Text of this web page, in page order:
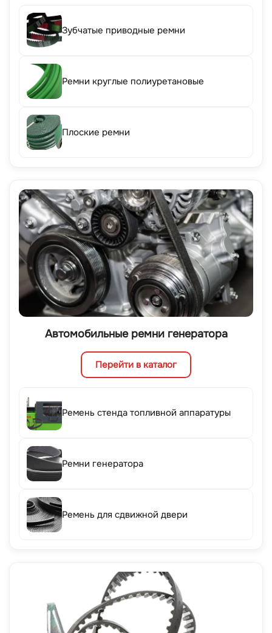
Зубчатые приводные ремни
Ремни круглые полиуретановые
Плоские ремни
Автомобильные ремни генератора
Перейти в каталог
Ремень стенда топливной аппаратуры
Ремни генератора
Ремень для сдвижной двери